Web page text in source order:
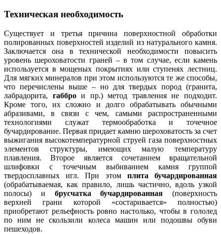
Техническая необходимость
Существует и третья причина поверхностной обработки
полированных поверхностей изделий из натурального камня.
Заключается она в технической необходимости повысить
уровень шероховатости граней – в том случае, если камень
используется в мощеных покрытиях или ступенях лестниц.
Для мягких минералов при этом используются те же способы,
что перечислены выше – но для твердых пород (гранита,
лабрадорита, габброи пр.) метод травления не подходит.
Кроме того, их сложно и долго обрабатывать обычными
абразивами, в связи с чем, самыми распространенными
технологиями служат термообработка и точечное
бучардирование. Первая придает камню шероховатость за счет
выжигания высокотемпературной струей газа поверхностных
элементов структуры, имеющих малую температуру
плавления. Второе является сочетанием вращательной
шлифовки с точечным выбиванием камня группой
твердосплавных игл. При этом плита бучардированная
(обрабатываемая, как правило, лишь частично, вдоль узкой
полосы) и брусчатка бучардированная (поверхность
верхней грани которой «состаривается» полностью)
приобретают рельефность ровно настолько, чтобы в гололед
по ним не скользили колеса машин или подошвы обуви
пешеходов.